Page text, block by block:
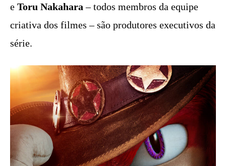
e Toru Nakahara – todos membros da equipe
criativa dos filmes – são produtores executivos da
série.